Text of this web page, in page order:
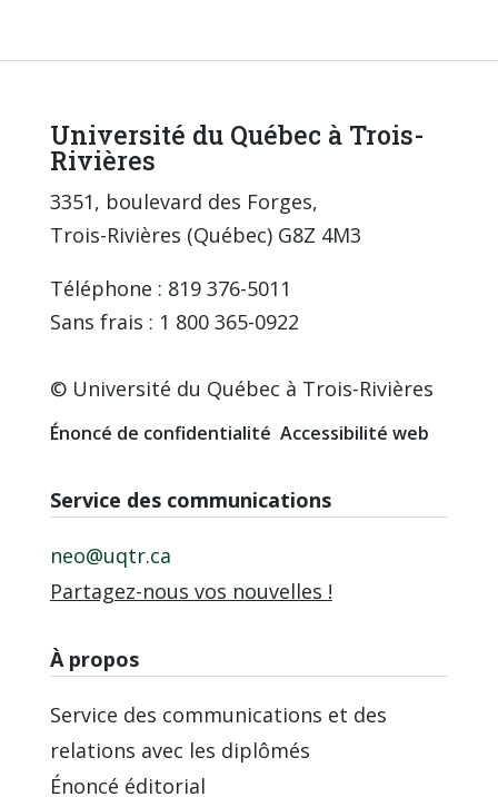
Université du Québec à Trois-
Rivières
3351, boulevard des Forges,
Trois-Rivières (Québec) G8Z 4M3
Téléphone : 819 376-5011
Sans frais : 1 800 365-0922
© Université du Québec à Trois-Rivières
Énoncé de confidentialité Accessibilité web
Service des communications
neo@uqtr.ca
Partagez-nous vos nouvelles !
À propos
Service des communications et des
relations avec les diplômés
Énoncé éditorial